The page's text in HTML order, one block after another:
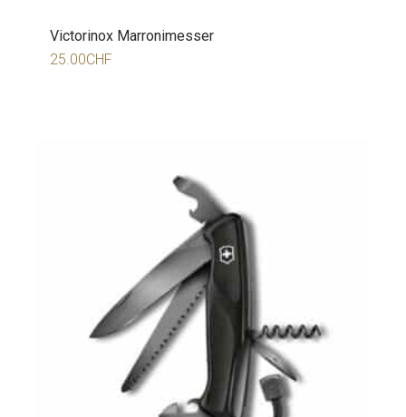
Victorinox Marronimesser
25.00CHF